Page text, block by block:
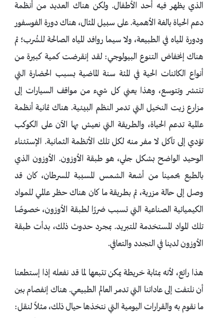
الذي يظهر فيه أحد الأطفال. ولكن هناك العديد من أنظمة
دعم الحياة بالغة الأهمية. على سبيل المثال، هناك دورة الفوسفور
ودورة المياه في الطبيعة، ولا سيما روافد المياه الصالحة للشُرب؛ ثم
هناك إنخفاض التنوع البيولوجي: لقد إنقرضت كمية كبيرة من
أنواع الكائنات الحية في المئة سنة الماضية بسبب الحضارة التي
تنتشر وتتوسع، وهذا يعني كل شيء من مواقف السيارات إلى
مزارع زيت النخيل التي تدمر النظم البيئية. هناك ثمانية أنظمة
عالمية تدعم الحياة، والطريقة التي نعيش بها الآن على الكوكب
تؤدي إلى تآكل لا مفر منه لكل تلك الأنظمة الثمانية. الإستثناء
الوحيد الواضح بشكل جلي، هو طبقة الأوزون. الأوزون الذي
بالطبع يحمينا من أشعة الشمس المسببة للسرطان، كان قد
وصل إلى حالة مزرية، ثم بطريقة ما كان هناك حظر عالمي للمواد
الكيميائية الصناعية التي تسبب ضررًا لطبقة الأوزون، خصوصًا
تلك المواد المستخدمة للتبريد. بمجرد حدوث ذلك، بدأت طبقة
الأوزون لدينا في التجدد والتعافي.
هذا رائع، لأنه بمثابة خريطة يمكن تتبعها لما قد نفعله إذا إستطعنا
أن نلتفت إلى عاداتنا التي تدمر العالم الطبيعي. هناك إنفصام بين
ما نقوم به والقرارات اليومية التي نتخذها حيال ذلك، مثلاً لنقل: